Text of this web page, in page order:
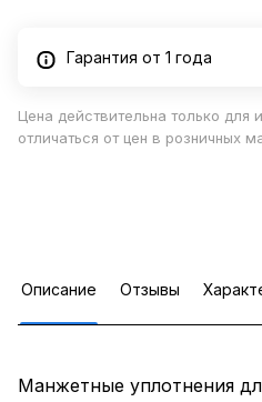
Гарантия от 1 года
Цена действительна только для
отличаться от цен в розничных
Описание Отзывы
Манжетные уплотнения